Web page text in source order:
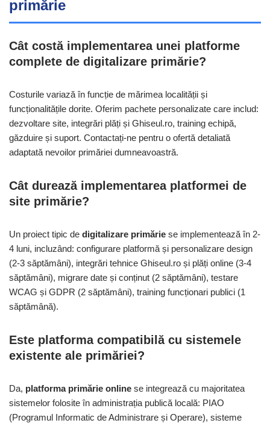
primărie
Cât costă implementarea unei platforme
complete de digitalizare primărie?
Costurile variază în funcție de mărimea localității și
funcționalitățile dorite. Oferim pachete personalizate care includ:
dezvoltare site, integrări plăți și Ghiseul.ro, training echipă,
găzduire și suport. Contactați-ne pentru o ofertă detaliată
adaptată nevoilor primăriei dumneavoastră.
Cât durează implementarea platformei de
site primărie?
Un proiect tipic de digitalizare primărie se implementează în 2-
4 luni, incluzând: configurare platformă și personalizare design
(2-3 săptămâni), integrări tehnice Ghiseul.ro și plăți online (3-4
săptămâni), migrare date și conținut (2 săptămâni), testare
WCAG și GDPR (2 săptămâni), training funcționari publici (1
săptămână).
Este platforma compatibilă cu sistemele
existente ale primăriei?
Da, platforma primărie online se integrează cu majoritatea
sistemelor folosite în administrația publică locală: PIAO
(Programul Informatic de Administrare și Operare), sisteme